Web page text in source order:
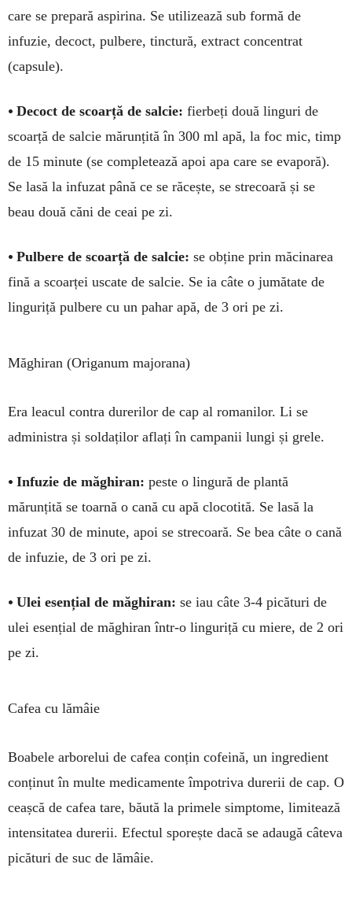
care se prepară aspirina. Se utilizează sub formă de
infuzie, decoct, pulbere, tinctură, extract concentrat
(capsule).
• Decoct de scoarță de salcie: fierbeți două linguri de
scoarță de salcie mărunțită în 300 ml apă, la foc mic, timp
de 15 minute (se completează apoi apa care se evaporă).
Se lasă la infuzat până ce se răcește, se strecoară și se
beau două căni de ceai pe zi.
• Pulbere de scoarță de salcie: se obține prin măcinarea
fină a scoarței uscate de salcie. Se ia câte o jumătate de
linguriță pulbere cu un pahar apă, de 3 ori pe zi.
Măghiran (Origanum majorana)
Era leacul contra durerilor de cap al romanilor. Li se
administra și soldaților aflați în campanii lungi și grele.
• Infuzie de măghiran: peste o lingură de plantă
mărunțită se toarnă o cană cu apă clocotită. Se lasă la
infuzat 30 de minute, apoi se strecoară. Se bea câte o cană
de infuzie, de 3 ori pe zi.
• Ulei esențial de măghiran: se iau câte 3-4 picături de
ulei esențial de măghiran într-o lin­guriță cu miere, de 2 ori
pe zi.
Cafea cu lămâie
Boabele arborelui de cafea conțin cofeină, un ingredient
conținut în multe medicamente împo­triva durerii de cap. O
ceașcă de cafea tare, băută la primele simptome, limitează
intensitatea durerii. Efectul sporește dacă se adaugă câteva
picături de suc de lămâie.